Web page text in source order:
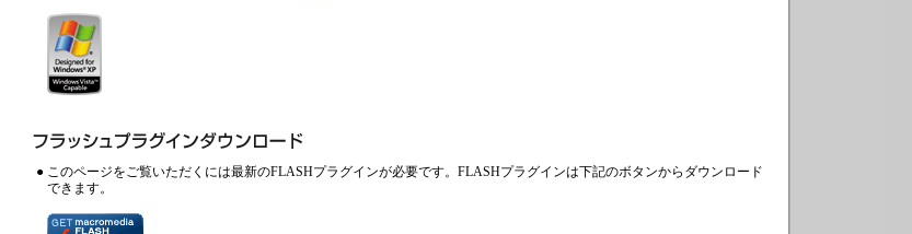
● このページをご覧いただくには最新のFLASHプラグインが必要です。FLASHプラグインは下記のボタンからダウンロード
できます。